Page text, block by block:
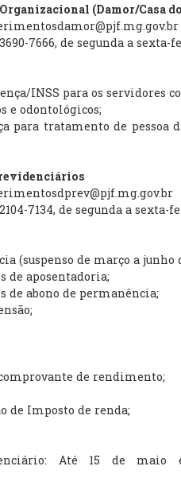
(Damor/Casa
7666, de segunda a sexta-
INSS para os servidores
e odontológicos;
para tratamento de pessoa
7134, de segunda a sexta-
(suspenso de março a junho
de aposentadoria;
de abono de permanência;
de rendimento;
de Imposto de renda;
Até 15 de